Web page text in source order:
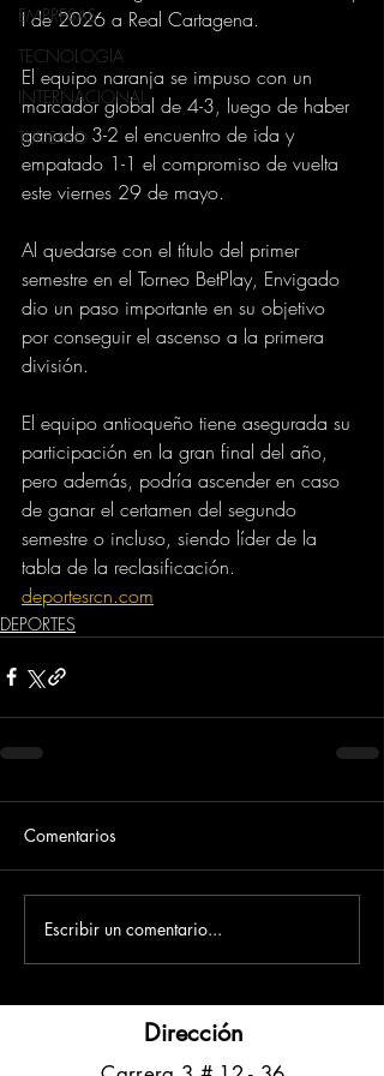
EMPRESAS
TECNOLOGIA
INTERNACIONAL
TURISMO
I de 2026 a Real Cartagena.
El equipo naranja se impuso con un
marcador global de 4-3, luego de haber
ganado 3-2 el encuentro de ida y
empatado 1-1 el compromiso de vuelta
este viernes 29 de mayo.
Al quedarse con el título del primer
semestre en el Torneo BetPlay, Envigado
dio un paso importante en su objetivo
por conseguir el ascenso a la primera
división.
El equipo antioqueño tiene asegurada su
participación en la gran final del año,
pero además, podría ascender en caso
de ganar el certamen del segundo
semestre o incluso, siendo líder de la
tabla de la reclasificación.
deportesrcn.com
DEPORTES
Comentarios
Escribir un comentario...
Dirección